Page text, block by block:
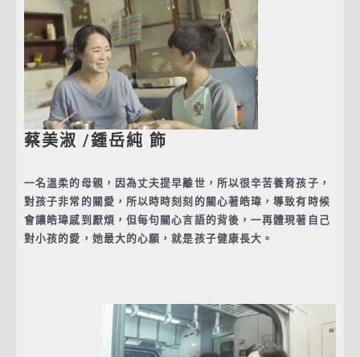
蔡美淑 /鍾岳純 飾
一名溫柔的母親，因為丈夫提早離世，所以很辛苦養育孩子，
對孩子非常的關愛，所以時時刻刻的關心著皓瑋，導致有時候
會讓皓瑋感到厭煩，但每句關心言語的背後，一再體現著自己
對小孩的愛，她最大的心願，就是孩子健康長大。